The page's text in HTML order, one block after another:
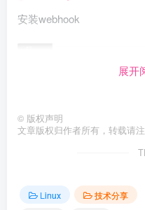
安装webhook
配置webhook脚本
展开
© 版权声明
文章版权归作者所有，转载请注
Linux
技术分享